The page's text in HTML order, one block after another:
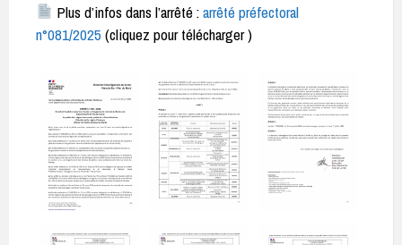
Plus d’infos dans l’arrêté :arrêté préfectoral
n°081/2025(cliquez pour télécharger )